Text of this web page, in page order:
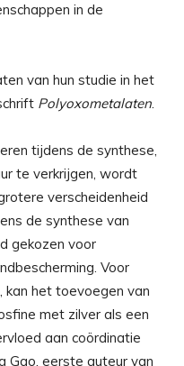
in de
van hun studie in het
Polyoxometalaten.
tijdens de synthese,
te verkrijgen, wordt
verscheidenheid
de synthese van
gekozen voor
Voor
kan het toevoegen van
met zilver als een
aan coördinatie
Gao, eerste auteur van